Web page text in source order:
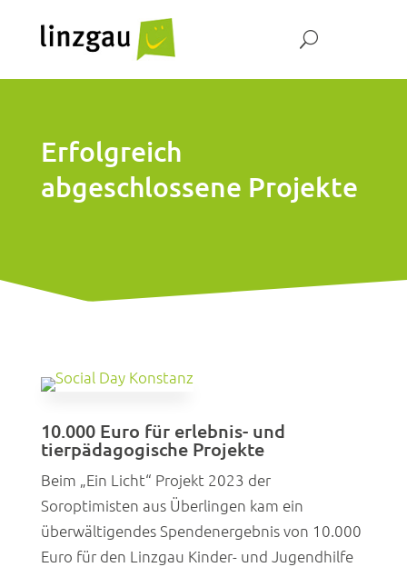
Erfolgreich
abgeschlossene Projekte
10.000 Euro für erlebnis- und
tierpädagogische Projekte
Beim „Ein Licht“ Projekt 2023 der
Soroptimisten aus Überlingen kam ein
überwältigendes Spendenergebnis von 10.000
Euro für den Linzgau Kinder- und Jugendhilfe